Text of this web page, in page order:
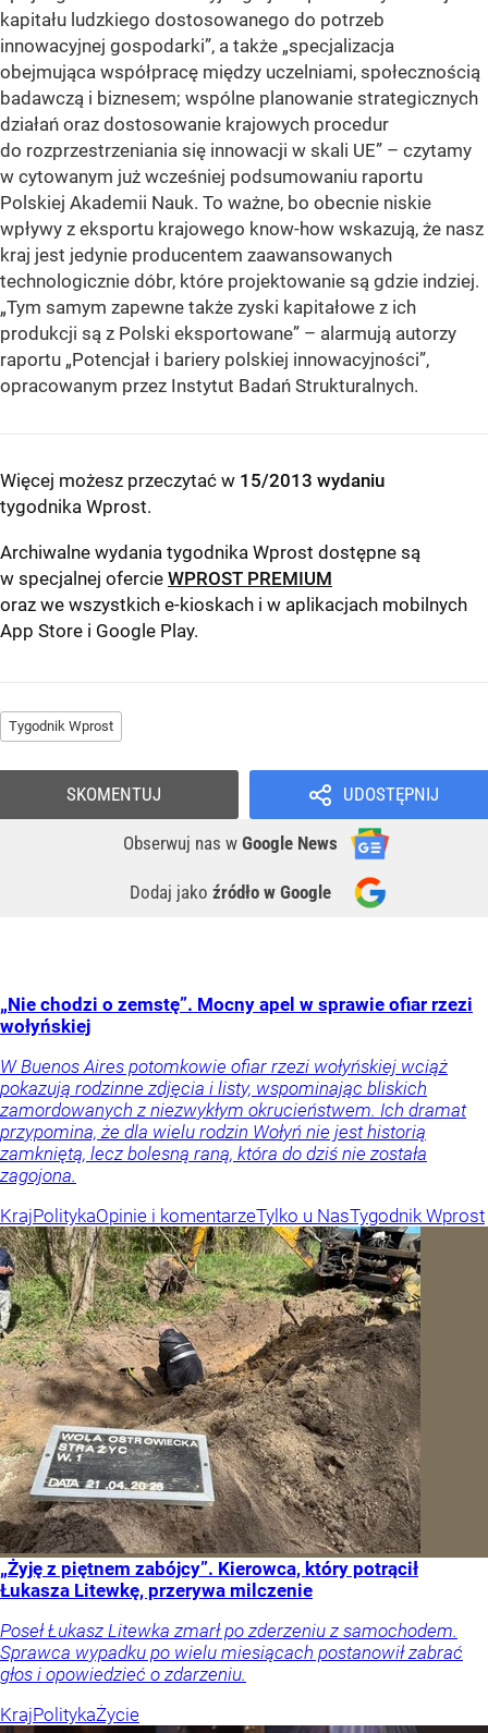
kapitału ludzkiego dostosowanego do potrzeb
innowacyjnej gospodarki”, a także „specjalizacja
obejmująca współpracę między uczelniami, społecznością
badawczą i biznesem; wspólne planowanie strategicznych
działań oraz dostosowanie krajowych procedur
do rozprzestrzeniania się innowacji w skali UE” – czytamy
w cytowanym już wcześniej podsumowaniu raportu
Polskiej Akademii Nauk. To ważne, bo obecnie niskie
wpływy z eksportu krajowego know-how wskazują, że nasz
kraj jest jedynie producentem zaawansowanych
technologicznie dóbr, które projektowanie są gdzie indziej.
„Tym samym zapewne także zyski kapitałowe z ich
produkcji są z Polski eksportowane” – alarmują autorzy
raportu „Potencjał i bariery polskiej innowacyjności”,
opracowanym przez Instytut Badań Strukturalnych.
Więcej możesz przeczytać w 15/2013 wydaniu
tygodnika Wprost.
Archiwalne wydania tygodnika Wprost dostępne są
w specjalnej ofercie WPROST PREMIUM
oraz we wszystkich e-kioskach i w aplikacjach mobilnych
App Store i Google Play.
Tygodnik Wprost
UDOSTĘPNIJ
Obserwuj nas w Google News
Dodaj jako źródło w Google
SKOMENTUJ
„Nie chodzi o zemstę”. Mocny apel w sprawie ofiar rzezi
wołyńskiej
W Buenos Aires potomkowie ofiar rzezi wołyńskiej wciąż
pokazują rodzinne zdjęcia i listy, wspominając bliskich
zamordowanych z niezwykłym okrucieństwem. Ich dramat
przypomina, że dla wielu rodzin Wołyń nie jest historią
zamkniętą, lecz bolesną raną, która do dziś nie została
zagojona.
KrajPolitykaOpinie i komentarzeTylko u NasTygodnik Wprost
„Żyję z piętnem zabójcy”. Kierowca, który potrącił
Łukasza Litewkę, przerywa milczenie
Poseł Łukasz Litewka zmarł po zderzeniu z samochodem.
Sprawca wypadku po wielu miesiącach postanowił zabrać
głos i opowiedzieć o zdarzeniu.
KrajPolitykaŻycie